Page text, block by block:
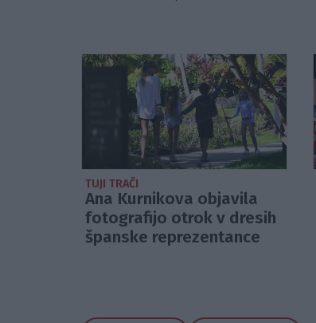
TUJI TRAČI
Ana Kurnikova objavila
fotografijo otrok v dresih
španske reprezentance